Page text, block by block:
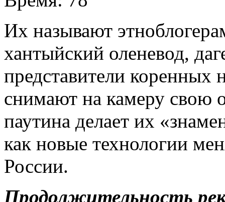
Их называют
хантыйский оленевод,
представители
снимают на камеру свою
паутина делает их
как новые технологии
России.
Продолжительность